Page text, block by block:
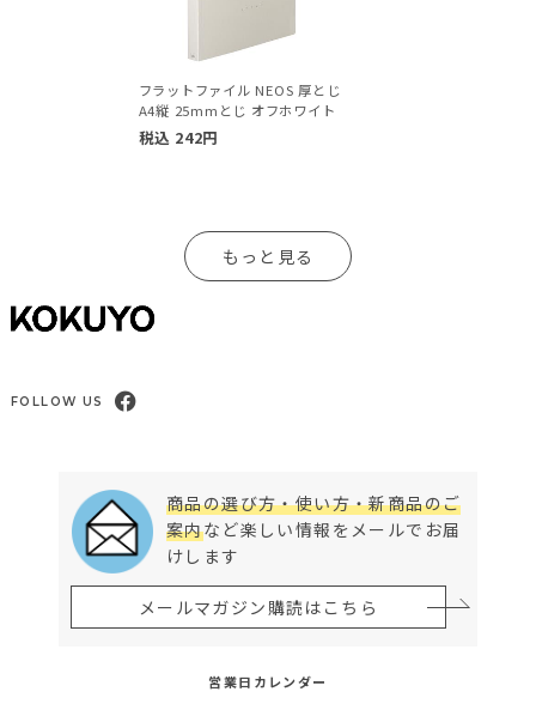
フラットファイル NEOS 厚とじ
A4縦 25mmとじ オフホワイト
税込 242円
もっと見る
FOLLOW US
商品の選び方・使い方・新商品のご
案内など楽しい情報をメールでお届
けします
メールマガジン購読はこちら
営業日カレンダー